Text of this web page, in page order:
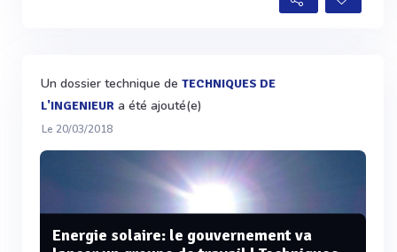
Un dossier technique de TECHNIQUES DE
L'INGENIEUR a été ajouté(e)
Le 20/03/2018
Energie solaire: le gouvernement va